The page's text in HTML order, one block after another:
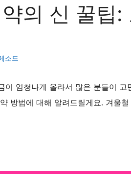
의 신 꿀팁
소드
이 엄청나게 올라서 많은 분들이
방법에 대해 알려드릴게요. 겨울